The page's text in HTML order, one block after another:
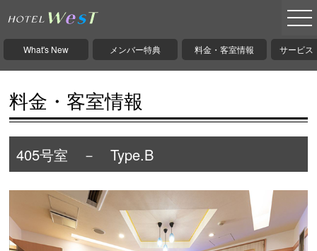
What's New メンバー特典 料金・客室情報
サービス
報
料金・客室情報
405号室 － Type.B